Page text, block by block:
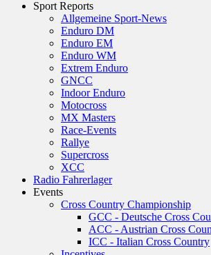
Sport Reports
Allgemeine Sport-News
Enduro DM
Enduro EM
Enduro WM
Extrem Enduro
GNCC
Indoor Enduro
Motocross
MX Masters
Race-Events
Rallye
Supercross
XCC
Radio Fahrerlager
Events
Cross Country Championship
GCC - Deutsche Cross
ACC - Austrian Cross
ICC - Italian Cross Country